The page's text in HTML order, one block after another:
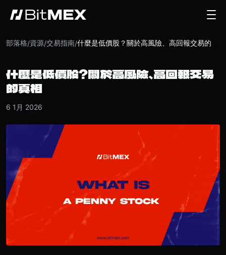
部落格/資源/交易指南/
什麼是低價股？關於高風險、高回報交易
的真相
6 1月 2026